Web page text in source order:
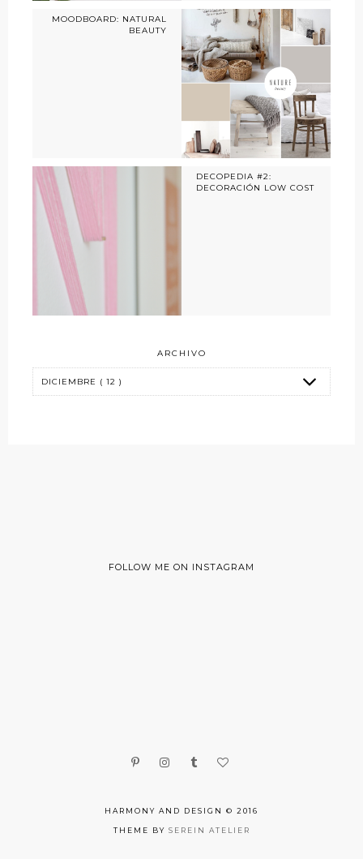
MOODBOARD: NATURAL
BEAUTY
DECOPEDIA #2:
DECORACIÓN LOW COST
ARCHIVO
FOLLOW ME ON INSTAGRAM
HARMONY AND DESIGN © 2016
THEME BY SEREIN ATELIER